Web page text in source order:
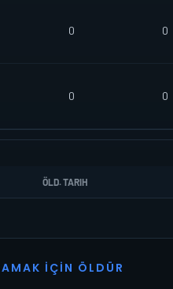
0 0
0 0
ÖLD. TARIH
AMAK İ ÇI N Ö L D Ü R